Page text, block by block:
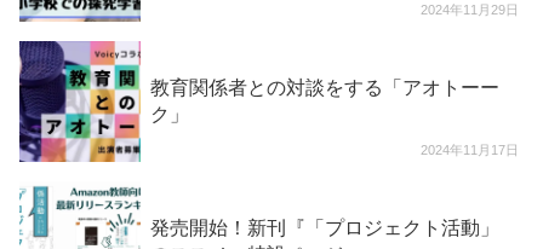
2024年11月29日
2024年11月17日
教育関係者との対談をする「アオトーー
ク」
発売開始！新刊『「プロジェクト活動」